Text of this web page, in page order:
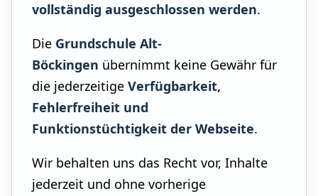
vollständig ausgeschlossen werden.
Die Grundschule Alt-
Böckingen übernimmt keine Gewähr für
die jederzeitigeVerfügbarkeit,
Fehlerfreiheit und
Funktionstüchtigkeit der Webseite.
Wir behalten uns das Recht vor, Inhalte
jederzeit und ohne vorherige